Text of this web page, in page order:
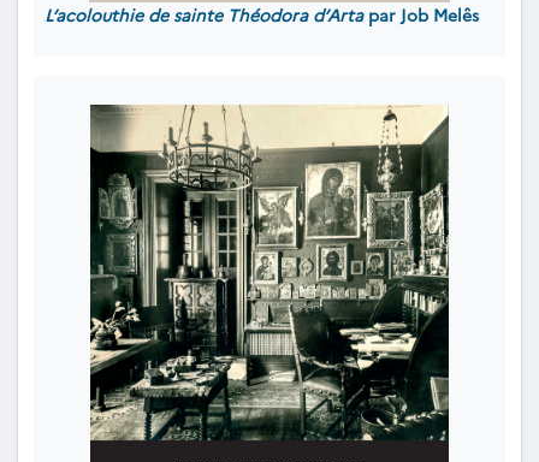
L’acolouthie de sainte Théodora d’Artapar Job Melês